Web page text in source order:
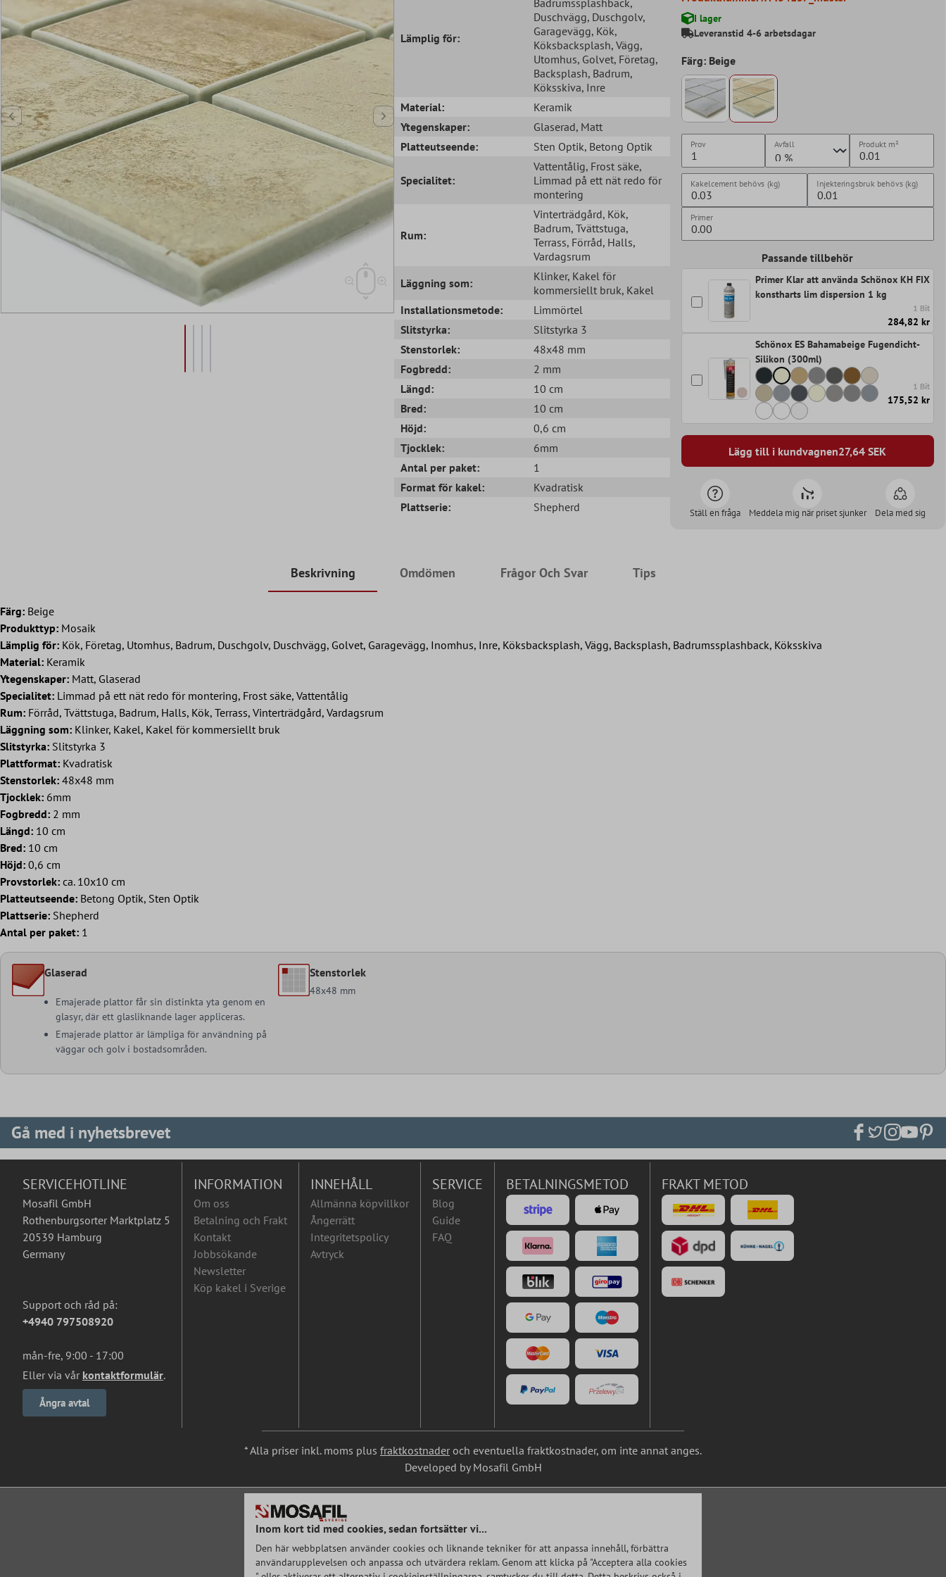
Lämplig för:
Duschvägg, Duschgolv,
Garagevägg, Kök,
Köksbacksplash, Vägg,
Utomhus, Golvet, Företag,
Backsplash, Badrum,
Köksskiva, Inre
Material:
Keramik
Ytegenskaper:
Glaserad, Matt
Platteutseende:
Sten Optik, Betong Optik
Specialitet:
Vattentålig, Frost säke,
Limmad på ett nät redo för
montering
Rum:
Vinterträdgård, Kök,
Badrum, Tvättstuga,
Terrass, Förråd, Halls,
Vardagsrum
Läggning som:
Klinker, Kakel för
kommersiellt bruk, Kakel
Installationsmetode:
Limmörtel
Slitstyrka:
Slitstyrka 3
Stenstorlek:
48x48 mm
Fogbredd:
2 mm
Längd:
10 cm
Bred:
10 cm
Höjd:
0,6 cm
Tjocklek:
6mm
Antal per paket:
1
Format för kakel:
Kvadratisk
Plattserie:
Shepherd
I lager
Leveranstid 4-6 arbetsdagar
Färg: Beige
Prov Avfall Produkt m²
Kakelcement behövs (kg) Injekteringsbruk behövs (kg)
Primer
Passande tillbehör
Primer Klar att använda Schönox KH FIX
konstharts lim dispersion 1 kg
1 Bit
284,82 kr
Schönox ES Bahamabeige Fugendicht-
Silikon (300ml)
1 Bit
175,52 kr
Lägg till i kundvagnen27,64 SEK
Ställ en fråga Meddela mig när priset sjunker Dela med sig
Beskrivning Omdömen Frågor Och Svar Tips
Färg: Beige
Produkttyp: Mosaik
Lämplig för: Kök, Företag, Utomhus, Badrum, Duschgolv, Duschvägg, Golvet, Garagevägg, Inomhus, Inre, Köksbacksplash, Vägg, Backsplash, Badrumssplashback, Köksskiva
Material: Keramik
Ytegenskaper: Matt, Glaserad
Specialitet: Limmad på ett nät redo för montering, Frost säke, Vattentålig
Rum: Förråd, Tvättstuga, Badrum, Halls, Kök, Terrass, Vinterträdgård, Vardagsrum
Läggning som: Klinker, Kakel, Kakel för kommersiellt bruk
Slitstyrka: Slitstyrka 3
Plattformat: Kvadratisk
Stenstorlek: 48x48 mm
Tjocklek: 6mm
Fogbredd: 2 mm
Längd: 10 cm
Bred: 10 cm
Höjd: 0,6 cm
Provstorlek: ca. 10x10 cm
Platteutseende: Betong Optik, Sten Optik
Plattserie: Shepherd
Antal per paket: 1
Glaserad
Emajerade plattor får sin distinkta yta genom en
glasyr, där ett glasliknande lager appliceras.
Emajerade plattor är lämpliga för användning på
väggar och golv i bostadsområden.
Stenstorlek
48x48 mm
Gå med i nyhetsbrevet
SERVICEHOTLINE
Mosafil GmbH
Rothenburgsorter Marktplatz 5
20539 Hamburg
Germany
Support och råd på:
+4940 797508920
mån-fre, 9:00 - 17:00
Eller via vår kontaktformulär.
Ångra avtal
INFORMATION
Om oss
Betalning och Frakt
Kontakt
Jobbsökande
Newsletter
Köp kakel i Sverige
INNEHÅLL
Allmänna köpvillkor
Ångerrätt
Integritetspolicy
Avtryck
SERVICE
Blog
Guide
FAQ
BETALNINGSMETOD FRAKT METOD
* Alla priser inkl. moms plus fraktkostnader och eventuella fraktkostnader, om inte annat anges.
Developed by Mosafil GmbH
Inom kort tid med cookies, sedan fortsätter vi...
Den här webbplatsen använder cookies och liknande tekniker för att anpassa innehåll, förbättra
användarupplevelsen och anpassa och utvärdera reklam. Genom att klicka på "Acceptera alla cookies